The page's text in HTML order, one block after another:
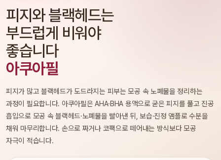
피지와 블랙헤드는
부드럽게 비워야
좋습니다
아쿠아필
피지가 많고 블랙헤드가 도드라지는 피부는 모공 속 노폐물을 정리하는
과정이 필요합니다. 아쿠아필은 AHA·BHA 용액으로 굳은 피지를 풀고 진공
흡입으로 모공 속 블랙헤드·노폐물을 빨아낸 뒤, 보습·진정 앰플로 수분을
채워 마무리합니다. 손으로 짜거나 코팩으로 떼어내는 방식보다 모공
자극이 적습니다.